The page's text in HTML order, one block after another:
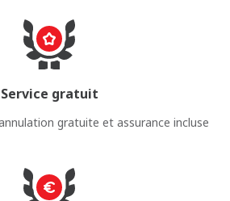
Service gratuit
gratuite et assurance incluse